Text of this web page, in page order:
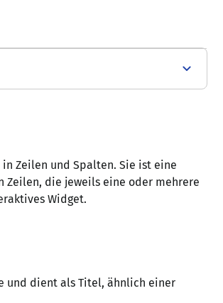
Zeilen und Spalten. Sie ist eine
die jeweils eine oder mehrere
Widget.
und dient als Titel, ähnlich einer